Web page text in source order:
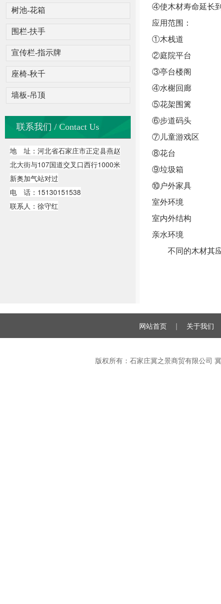
树池-花箱
围栏-扶手
宣传栏-指示牌
座椅-秋千
墙板-吊顶
联系我们 / Contact Us
地 址：河北省石家庄市正定县燕赵
北大街与107国道交叉口西行1000米
新奥加气站对过
电 话：15130151538
联系人：徐守红
④使木材寿命延长
应用范围：
①木栈道
②庭院平台
③亭台楼阁
④水榭回廊
⑤花架围篱
⑥步道码头
⑦儿童游戏区
⑧花台
⑨垃圾箱
⑩户外家具
室外环境
室内外结构
亲水环境
不同的木材其
网站首页 | 关于我们
版权所有：石家庄冀之景商贸有限公司